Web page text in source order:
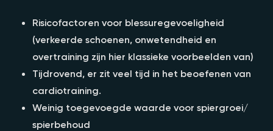
Risicofactoren voor blessuregevoeligheid
(verkeerde schoenen, onwetendheid en
overtraining zijn hier klassieke voorbeelden van)
Tijdrovend, er zit veel tijd in het beoefenen van
cardiotraining.
Weinig toegevoegde waarde voor spiergroei/
spierbehoud